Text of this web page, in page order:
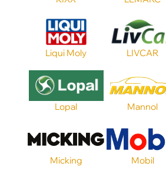
Допуск VW
Стандарт ILSAC
Liqui Moly LIVCAR
Lopal Mannol
Micking Mobil